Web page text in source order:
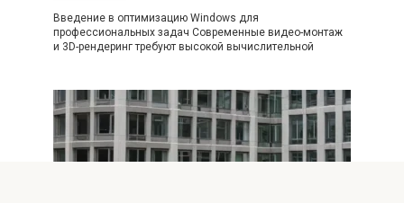
Введение в оптимизацию Windows для
профессиональных задач Современные видео-монтаж
и 3D-рендеринг требуют высокой вычислительной